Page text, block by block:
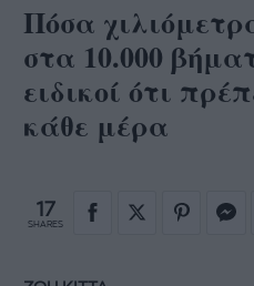
Πόσα
στα 10.000
ειδικοί ότι
κάθε μέρα
17
SHARES